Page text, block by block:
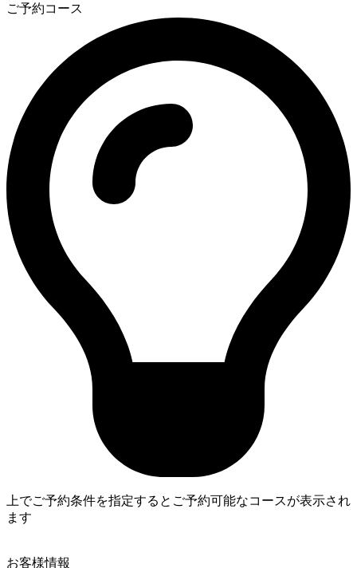
ご予約コース
上でご予約条件を指定するとご予約可能なコースが表示され
ます
お客様情報